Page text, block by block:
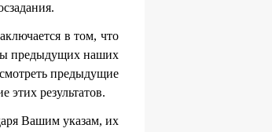
в том, что
предыдущих наших
предыдущие
этих результатов.
Вашим указам, их